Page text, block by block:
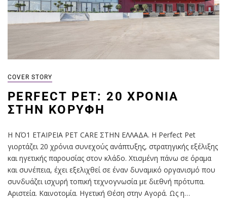
COVER STORY
PERFECT PET: 20 ΧΡΌΝΙΑ
ΣΤΗΝ ΚΟΡΥΦΉ
Η ΝΌ1 ΕΤΑΙΡΕΙΑ PET CARE ΣΤΗΝ ΕΛΛΑΔΑ. Η Perfect Pet
γιορτάζει 20 χρόνια συνεχούς ανάπτυξης, στρατηγικής εξέλιξης
και ηγετικής παρουσίας στον κλάδο. Χτισμένη πάνω σε όραμα
και συνέπεια, έχει εξελιχθεί σε έναν δυναμικό οργανισμό που
συνδυάζει ισχυρή τοπική τεχνογνωσία με διεθνή πρότυπα.
Αριστεία. Καινοτομία. Ηγετική Θέση στην Αγορά. Ως η…